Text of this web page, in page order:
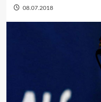
08.07.2018